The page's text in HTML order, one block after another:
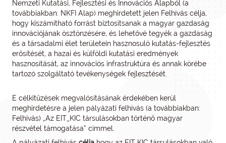
Nemzeti Kutatási, Fejlesztési és Innovációs Alapból (a
továbbiakban: NKFI Alap) meghirdetett jelen Felhívás célja,
hogy kiszámítható forrást biztosítsanak a magyar gazdaság
innovációjának ösztönzésére, és lehetővé tegyék a gazdaság
és a társadalmi élet területein hasznosuló kutatás-fejlesztés
erősítését, a hazai és külföldi kutatási eredmények
hasznosítását, az innovációs infrastruktúra és annak körébe
tartozó szolgáltató tevékenységek fejlesztését.
E célkitűzések megvalósításának érdekében kerül
meghirdetésre a jelen pályázati felhívás (a továbbiakban:
Felhívás) „Az EIT_KIC társulásokban történő magyar
részvétel támogatása” címmel.